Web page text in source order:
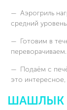
Аэрогриль
средний уровень.
Готовим в
переворачиваем.
Подаём с
это
ШАШЛЫК